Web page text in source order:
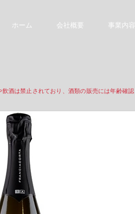
ホーム 会社概要 事業内容
酒は禁止されており、酒類の販売には年齢確認